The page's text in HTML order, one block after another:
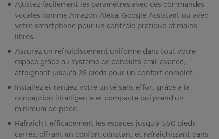
Ajustez facilement les paramètres avec des commandes
vocales comme Amazon Alexa, Google Assistant ou avec
votre smartphone pour un contrôle pratique et mains
libres.
Assurez un refroidissement uniforme dans tout votre
espace grâce au système de conduits d'air avancé,
atteignant jusqu'à 26 pieds pour un confort complet.
Installez et rangez votre unité sans effort grâce à la
conception intelligente et compacte qui prend un
minimum de place.
Rafraîchit efficacement les espaces jusqu’à 550 pieds
carrés, offrant un confort constant et rafraîchissant dans